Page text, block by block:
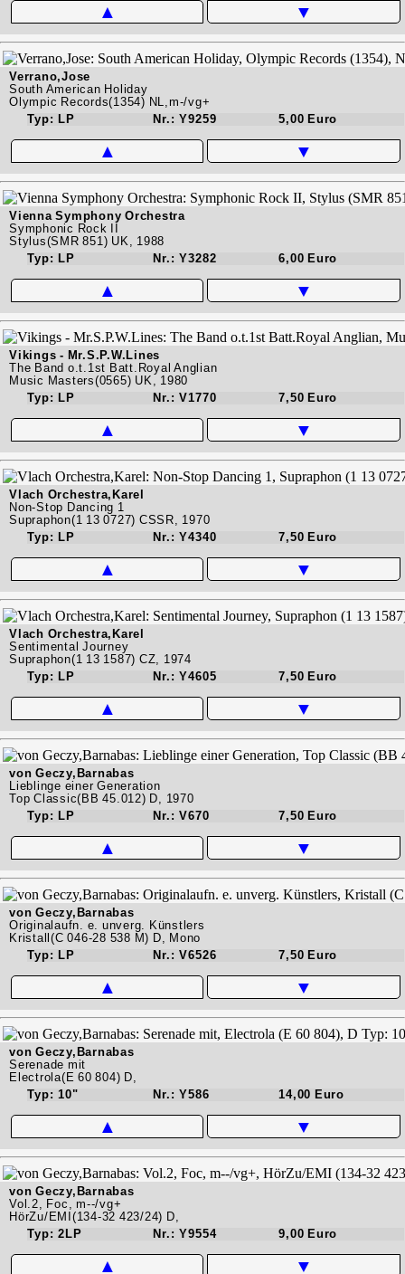
▲ ▼
Verrano,Jose
South American Holiday
Olympic Records(1354) NL,m-/vg+
Typ: LP
Nr.: Y9259 5,00 Euro
▲ ▼
Vienna Symphony Orchestra
Symphonic Rock II
Stylus(SMR 851) UK, 1988
Typ: LP
Nr.: Y3282 6,00 Euro
▲ ▼
Vikings - Mr.S.P.W.Lines
The Band o.t.1st Batt.Royal Anglian
Music Masters(0565) UK, 1980
Typ: LP
Nr.: V1770 7,50 Euro
▲ ▼
Vlach Orchestra,Karel
Non-Stop Dancing 1
Supraphon(1 13 0727) CSSR, 1970
Typ: LP
Nr.: Y4340 7,50 Euro
▲ ▼
Vlach Orchestra,Karel
Sentimental Journey
Supraphon(1 13 1587) CZ, 1974
Typ: LP
Nr.: Y4605 7,50 Euro
▲ ▼
von Geczy,Barnabas
Lieblinge einer Generation
Top Classic(BB 45.012) D, 1970
Typ: LP
Nr.: V670 7,50 Euro
▲ ▼
von Geczy,Barnabas
Originalaufn. e. unverg. Künstlers
Kristall(C 046-28 538 M) D, Mono
Typ: LP
Nr.: V6526 7,50 Euro
▲ ▼
von Geczy,Barnabas
Serenade mit
Electrola(E 60 804) D,
Typ: 10"
Nr.: Y586 14,00 Euro
▲ ▼
von Geczy,Barnabas
Vol.2, Foc, m--/vg+
HörZu/EMI(134-32 423/24) D,
Typ: 2LP
Nr.: Y9554 9,00 Euro
▲ ▼